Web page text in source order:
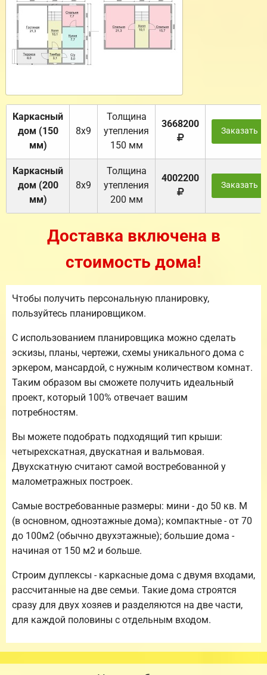
Каркасный
дом (150
мм)
8х9
Толщина
утепления
150 мм
3668200
Заказать
Каркасный
дом (200
мм)
8х9
Толщина
утепления
200 мм
4002200
Заказать
Доставка включена в
стоимость дома!
Чтобы получить персональную планировку,
пользуйтесь планировщиком.
С использованием планировщика можно сделать
эскизы, планы, чертежи, схемы уникального дома с
эркером, мансардой, с нужным количеством комнат.
Таким образом вы сможете получить идеальный
проект, который 100% отвечает вашим
потребностям.
Вы можете подобрать подходящий тип крыши:
четырехскатная, двускатная и вальмовая.
Двухскатную считают самой востребованной у
малометражных построек.
Самые востребованные размеры: мини - до 50 кв. М
(в основном, одноэтажные дома); компактные - от 70
до 100м2 (обычно двухэтажные); большие дома -
начиная от 150 м2 и больше.
Строим дуплексы - каркасные дома с двумя входами,
рассчитанные на две семьи. Такие дома строятся
сразу для двух хозяев и разделяются на две части,
для каждой половины с отдельным входом.